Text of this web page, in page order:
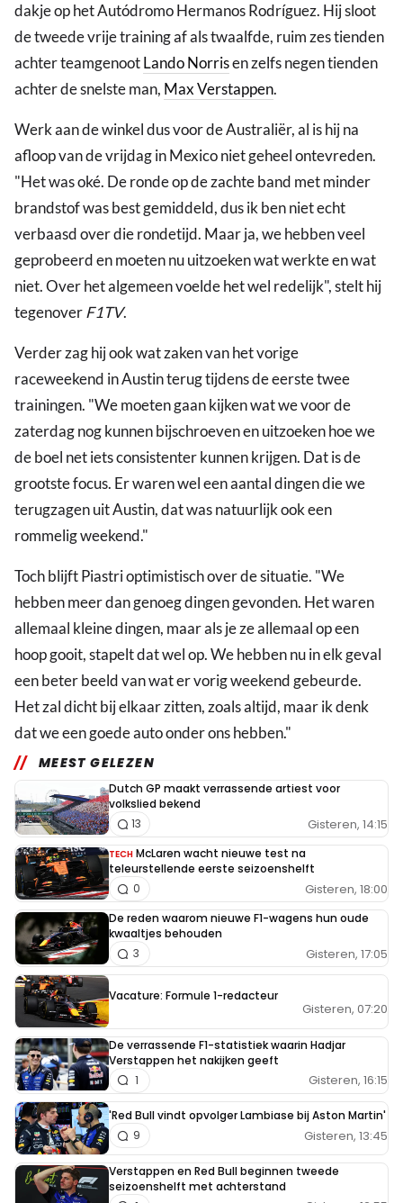
dakje op het Autódromo Hermanos Rodríguez. Hij sloot
de tweede vrije training af als twaalfde, ruim zes tienden
achter teamgenootLando Norrisen zelfs negen tienden
achter de snelste man, Max Verstappen.
Werk aan de winkel dus voor de Australiër, al is hij na
afloop van de vrijdag in Mexico niet geheel ontevreden.
"Het was oké. De ronde op de zachte band met minder
brandstof was best gemiddeld, dus ik ben niet echt
verbaasd over die rondetijd. Maar ja, we hebben veel
geprobeerd en moeten nu uitzoeken wat werkte en wat
niet. Over het algemeen voelde het wel redelijk", stelt hij
tegenoverF1TV.
Verder zag hij ook wat zaken van het vorige
raceweekend in Austin terug tijdens de eerste twee
trainingen. "We moeten gaan kijken wat we voor de
zaterdag nog kunnen bijschroeven en uitzoeken hoe we
de boel net iets consistenter kunnen krijgen. Dat is de
grootste focus. Er waren wel een aantal dingen die we
terugzagen uit Austin, dat was natuurlijk ook een
rommelig weekend."
Toch blijft Piastri optimistisch over de situatie. "We
hebben meer dan genoeg dingen gevonden. Het waren
allemaal kleine dingen, maar als je ze allemaal op een
hoop gooit, stapelt dat wel op. We hebben nu in elk geval
een beter beeld van wat er vorig weekend gebeurde.
Het zal dicht bij elkaar zitten, zoals altijd, maar ik denk
dat we een goede auto onder ons hebben."
MEEST GELEZEN
Dutch GP maakt verrassende artiest voor
volkslied bekend
Gisteren, 14:15
13
TECH McLaren wacht nieuwe test na
teleurstellende eerste seizoenshelft
Gisteren, 18:00
0
De reden waarom nieuwe F1-wagens hun oude
kwaaltjes behouden
Gisteren, 17:05
3
Vacature: Formule 1-redacteur
Gisteren, 07:20
De verrassende F1-statistiek waarin Hadjar
Verstappen het nakijken geeft
Gisteren, 16:15
1
'Red Bull vindt opvolger Lambiase bij Aston Martin'
Gisteren, 13:45
9
Verstappen en Red Bull beginnen tweede
seizoenshelft met achterstand